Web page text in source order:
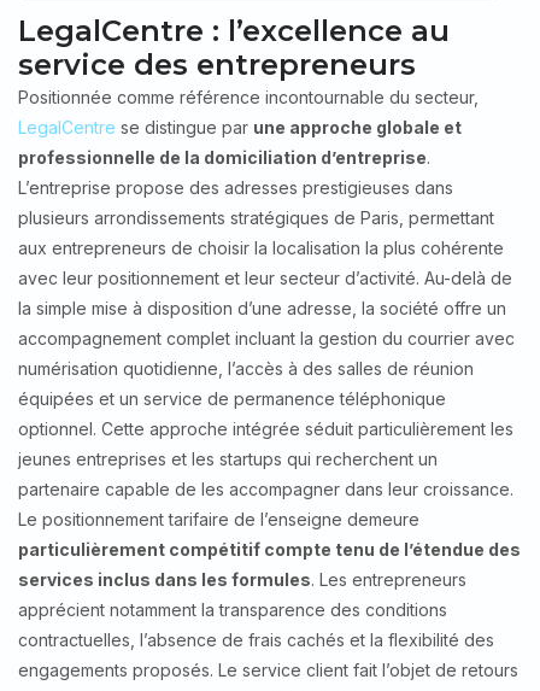
LegalCentre : l’excellence au
service des entrepreneurs
Positionnée comme référence incontournable du secteur,
LegalCentre se distingue par une approche globale et
professionnelle de la domiciliation d’entreprise.
L’entreprise propose des adresses prestigieuses dans
plusieurs arrondissements stratégiques de Paris, permettant
aux entrepreneurs de choisir la localisation la plus cohérente
avec leur positionnement et leur secteur d’activité. Au-delà de
la simple mise à disposition d’une adresse, la société offre un
accompagnement complet incluant la gestion du courrier avec
numérisation quotidienne, l’accès à des salles de réunion
équipées et un service de permanence téléphonique
optionnel. Cette approche intégrée séduit particulièrement les
jeunes entreprises et les startups qui recherchent un
partenaire capable de les accompagner dans leur croissance.
Le positionnement tarifaire de l’enseigne demeure
particulièrement compétitif compte tenu de l’étendue des
services inclus dans les formules. Les entrepreneurs
apprécient notamment la transparence des conditions
contractuelles, l’absence de frais cachés et la flexibilité des
engagements proposés. Le service client fait l’objet de retours